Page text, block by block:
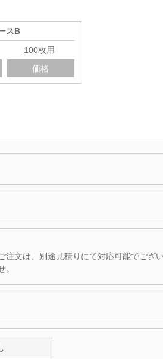
スB
100枚用
価格
文は、別途見積りにて対応可能でござ
。